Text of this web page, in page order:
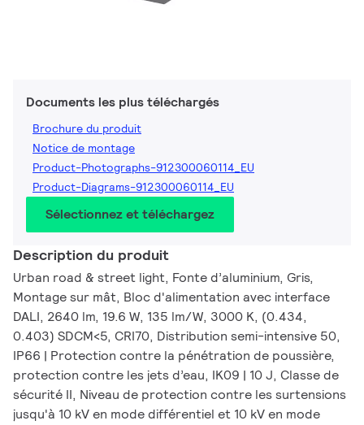
Documents les plus téléchargés
Brochure du produit
Notice de montage
Product-Photographs-912300060114_EU
Product-Diagrams-912300060114_EU
Sélectionnez et téléchargez
Description du produit
Urban road & street light, Fonte d’aluminium, Gris,
Montage sur mât, Bloc d'alimentation avec interface
DALI, 2640 lm, 19.6 W, 135 lm/W, 3000 K, (0.434,
0.403) SDCM<5, CRI70, Distribution semi-intensive 50,
IP66 | Protection contre la pénétration de poussière,
protection contre les jets d’eau, IK09 | 10 J, Classe de
sécurité II, Niveau de protection contre les surtensions
jusqu'à 10 kV en mode différentiel et 10 kV en mode